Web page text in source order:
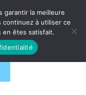
garantir la meilleure
à utiliser ce
en êtes satisfait.